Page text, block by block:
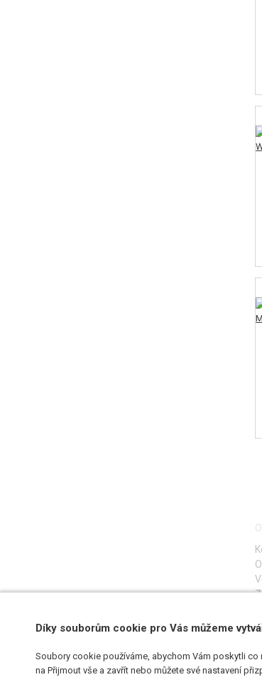
Díky souborům cookie pro Vás můžeme
Soubory cookie používáme, abychom Vám poskytli
na Přijmout vše a zavřít nebo můžete své nastavení